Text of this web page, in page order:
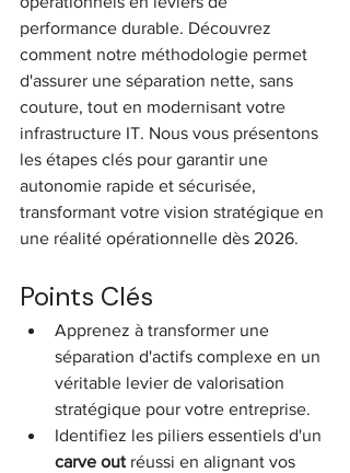
performance durable. Découvrez
comment notre méthodologie permet
d'assurer une séparation nette, sans
couture, tout en modernisant votre
infrastructure IT. Nous vous présentons
les étapes clés pour garantir une
autonomie rapide et sécurisée,
transformant votre vision stratégique en
une réalité opérationnelle dès 2026.
Points Clés
Apprenez à transformer une
séparation d'actifs complexe en un
véritable levier de valorisation
stratégique pour votre entreprise.
Identifiez les piliers essentiels d'un
carve out réussi en alignant vos